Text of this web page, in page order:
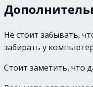
Не стоит забывать,
забирать у
Стоит заметить, что